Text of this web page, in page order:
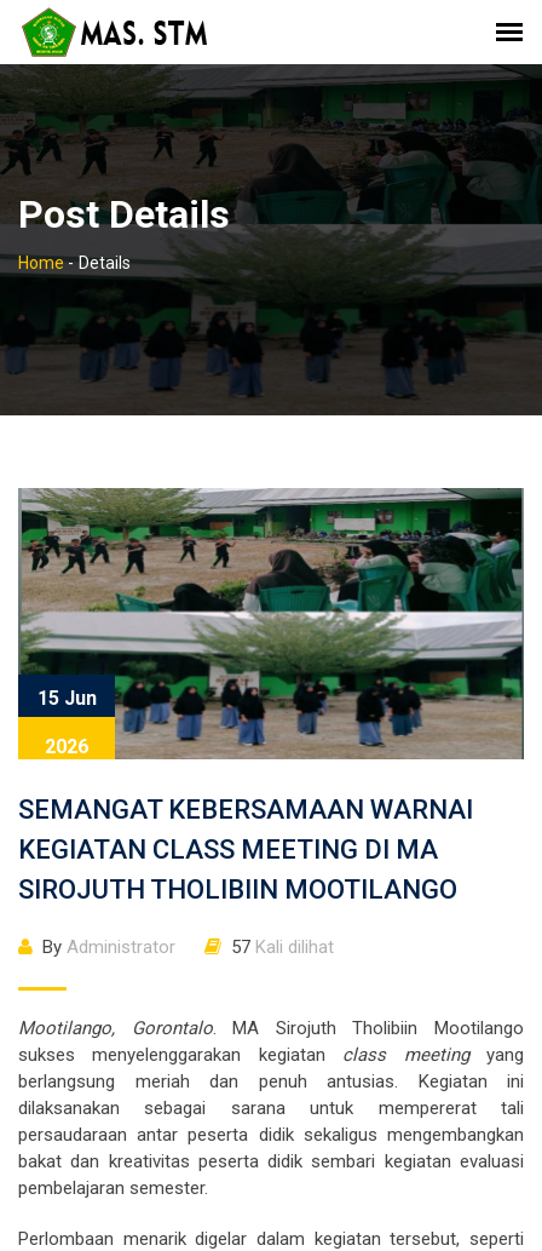
Post Details
Home- Details
15 Jun
2026
SEMANGAT KEBERSAMAAN WARNAI
KEGIATAN CLASS MEETING DI MA
SIROJUTH THOLIBIIN MOOTILANGO
By Administrator 57 Kali dilihat
Mootilango, Gorontalo. MA Sirojuth Tholibiin Mootilango
sukses menyelenggarakan kegiatan class meetingyang
berlangsung meriah dan penuh antusias. Kegiatan ini
dilaksanakan sebagai sarana untuk mempererat tali
persaudaraan antar peserta didik sekaligus mengembangkan
bakat dan kreativitas peserta didik sembari kegiatan evaluasi
pembelajaran semester.
Perlombaan menarik digelar dalam kegiatan tersebut, seperti